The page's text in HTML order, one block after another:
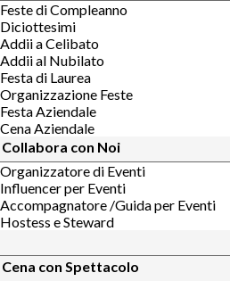
Feste di Compleanno
Diciottesimi
Addii a Celibato
Addii al Nubilato
Festa di Laurea
Organizzazione Feste
Festa Aziendale
Cena Aziendale
Collabora con Noi
Organizzatore di Eventi
Influencer per Eventi
Accompagnatore /Guida per Eventi
Hostess e Steward
Cena con Spettacolo